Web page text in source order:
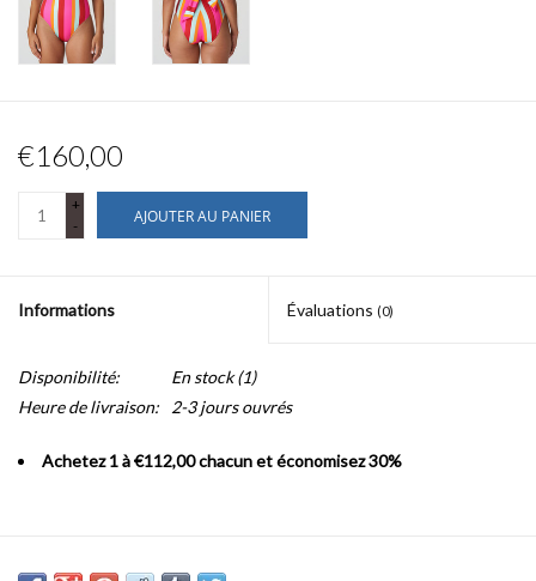
€160,00
+
-
AJOUTER AU PANIER
Informations Évaluations (0)
Disponibilité: En stock(1)
Heure de livraison: 2-3 jours ouvrés
Achetez 1 à €112,00 chacun et économisez 30%